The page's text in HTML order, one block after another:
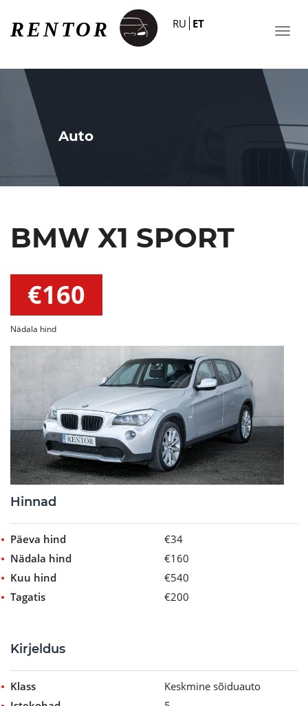
RU ET
Auto
BMW X1 SPORT
€160
Nädala hind
Hinnad
Päeva hind
€34
Nädala hind
€160
Kuu hind
€540
Tagatis
€200
Kirjeldus
Klass
Keskmine sõiduauto